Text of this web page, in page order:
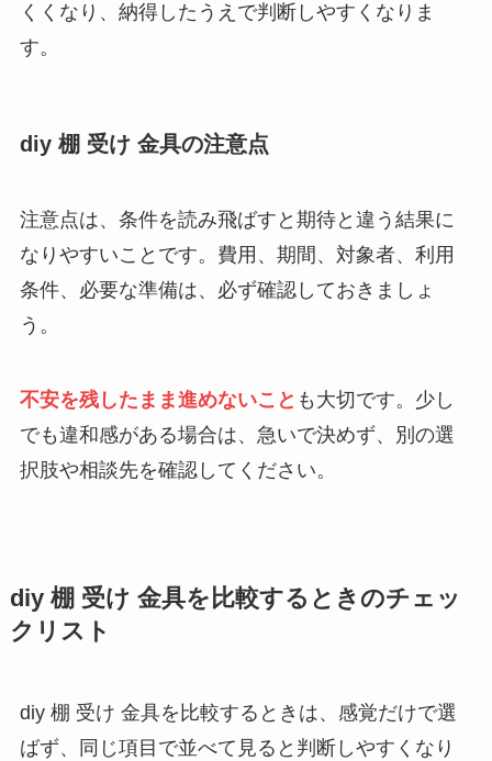
くくなり、納得したうえで判断しやすくなりま
す。
diy 棚 受け 金具の注意点
注意点は、条件を読み飛ばすと期待と違う結果に
なりやすいことです。費用、期間、対象者、利用
条件、必要な準備は、必ず確認しておきましょ
う。
不安を残したまま進めないこと も大切です。少し
でも違和感がある場合は、急いで決めず、別の選
択肢や相談先を確認してください。
diy 棚 受け 金具を比較するときのチェッ
クリスト
diy 棚 受け 金具を比較するときは、感覚だけで選
ばず、同じ項目で並べて見ると判断しやすくなり